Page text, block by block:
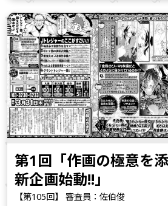
第1回「作画の極意を
新企画始動!!」
【第105回】 審査員：佐伯俊